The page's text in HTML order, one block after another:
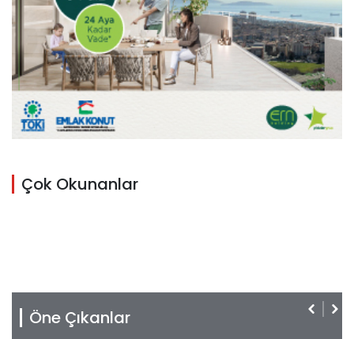
Çok Okunanlar
Öne Çıkanlar